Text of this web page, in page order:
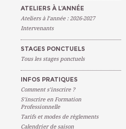
ATELIERS À L’ANNÉE
Ateliers à l’année : 2026-2027
Intervenants
STAGES PONCTUELS
Tous les stages ponctuels
INFOS PRATIQUES
Comment s’inscrire ?
S’inscrire en Formation
Professionnelle
Tarifs et modes de règlements
Calendrier de saison